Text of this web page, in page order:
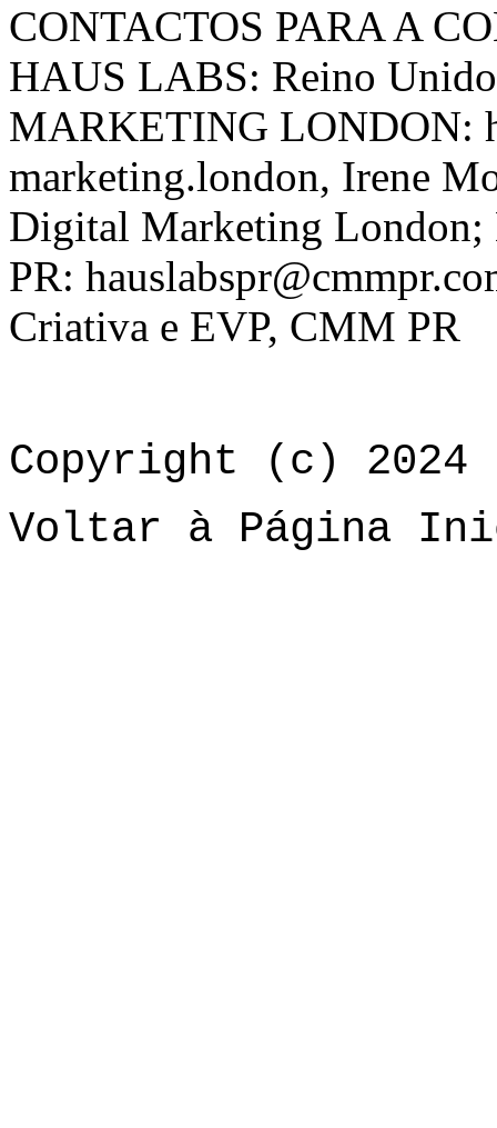
CONTACTOS PARA A
HAUS LABS: Reino
MARKETING LONDON:
marketing.london, Irene
Digital Marketing London;
PR:
Criativa e EVP, CMM PR
Copyright (c) 2024
Voltar à Página